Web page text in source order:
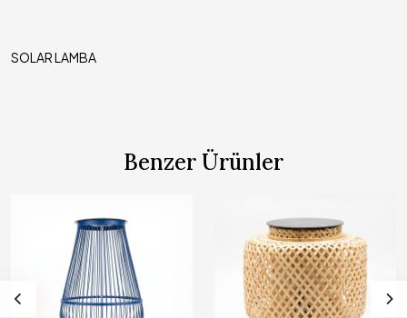
SOLAR LAMBA
Benzer Ürünler